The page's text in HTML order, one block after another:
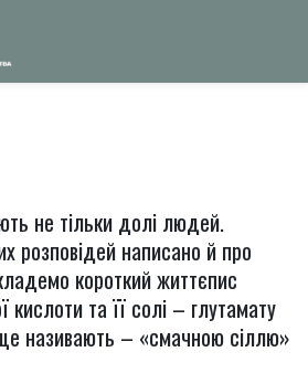
не тільки долі людей.
розповідей написано й про
короткий життєпис
кислоти та її солі – глутамату
ще називають – «смачною сіллю»